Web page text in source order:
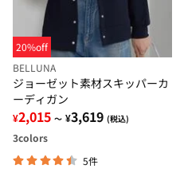
20%off
BELLUNA
ジョーゼット素材スキッパーカ
ーディガン
¥2,015 ～ ¥3,619 (税込)
3colors
5件